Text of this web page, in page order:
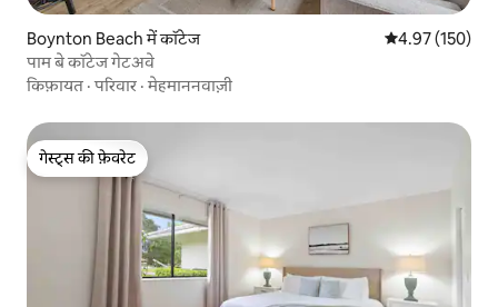
Boynton Beach में कॉटेज औसत रेटिंग 5 में से
4.97 (150)
पाम बे कॉटेज गेटअवे
किफ़ायत ·परिवार ·मेहमाननवाज़ी
गेस्ट्स की फ़ेवरेट
गेस्ट्स की फ़ेवरेट